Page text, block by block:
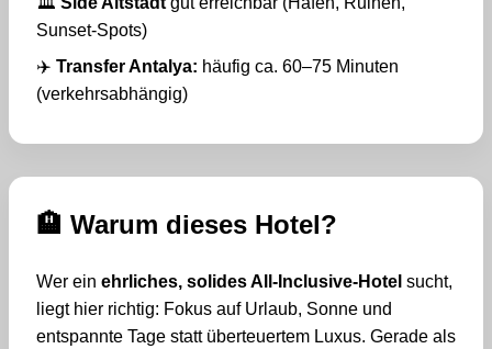
Sunset-Spots)
✈️ Transfer Antalya: häufig ca. 60–75 Minuten
(verkehrsabhängig)
🏨 Warum dieses Hotel?
Wer ein ehrliches, solides All-Inclusive-Hotel sucht,
liegt hier richtig: Fokus auf Urlaub, Sonne und
entspannte Tage statt überteuertem Luxus. Gerade als